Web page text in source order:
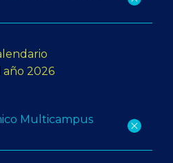
Search
2026
Multicampus